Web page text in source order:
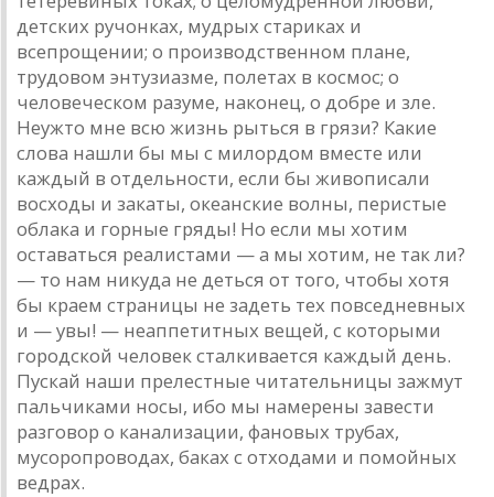
детских ручонках, мудрых стариках и
всепрощении; о производственном плане,
трудовом энтузиазме, полетах в космос; о
человеческом разуме, наконец, о добре и зле.
Неужто мне всю жизнь рыться в грязи? Какие
слова нашли бы мы с милордом вместе или
каждый в отдельности, если бы живописали
восходы и закаты, океанские волны, перистые
облака и горные гряды! Но если мы хотим
оставаться реалистами — а мы хотим, не так ли?
— то нам никуда не деться от того, чтобы хотя
бы краем страницы не задеть тех повседневных
и — увы! — неаппетитных вещей, с которыми
городской человек сталкивается каждый день.
Пускай наши прелестные читательницы зажмут
пальчиками носы, ибо мы намерены завести
разговор о канализации, фановых трубах,
мусоропроводах, баках с отходами и помойных
ведрах.